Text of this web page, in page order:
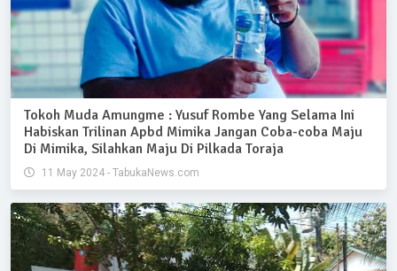
Tokoh Muda Amungme : Yusuf Rombe Yang Selama Ini
Habiskan Trilinan Apbd Mimika Jangan Coba-coba Maju
Di Mimika, Silahkan Maju Di Pilkada Toraja
11 May 2024 - TabukaNews.com